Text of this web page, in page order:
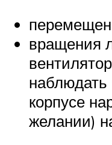
вращения
наблюдать
корпусе
желании)